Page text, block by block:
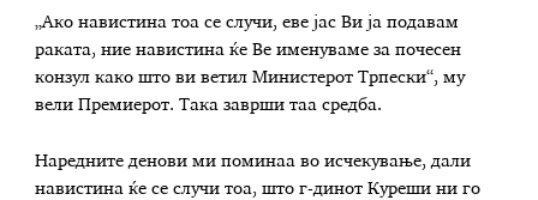
„Ако навистина тоа се случи, еве јас Ви ја подавам
раката, ние навистина ќе Ве именуваме за почесен
конзул како што ви ветил Министерот Трпески“, му
вели Премиерот. Така заврши таа средба.
Наредните денови ми поминаа во исчекување, дали
навистина ќе се случи тоа, што г-динот Куреши ни го